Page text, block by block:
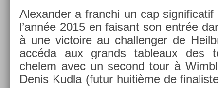
Al­exand­er a franchi un cap
l’année 2015 en faisant son entrée
à une vic­toire au chal­leng­er de
accéda aux grands tab­leaux des
chelem avec un second tour à
Denis Kudla (futur huitième de